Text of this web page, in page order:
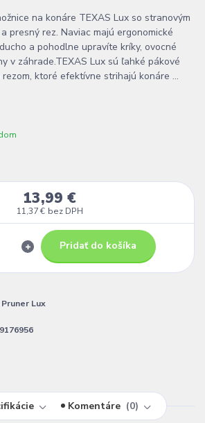
na konáre TEXAS Lux so stranovým
presný rez. Naviac majú ergonomické
a pohodlne upravíte kríky, ovocné
v záhrade.TEXAS Lux sú ľahké pákové
ktoré efektívne strihajú konáre ...
13,99 €
11,37 € bez DPH
Pridať do košíka
Pruner Lux
Komentáre 0